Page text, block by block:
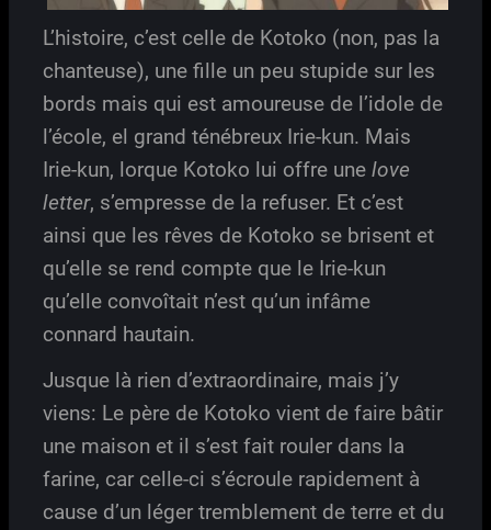
L’histoire, c’est celle de Kotoko (non, pas la
chanteuse), une fille un peu stupide sur les
bords mais qui est amoureuse de l’idole de
l’école, el grand ténébreux Irie-kun. Mais
Irie-kun, lorque Kotoko lui offre une love
letter, s’empresse de la refuser. Et c’est
ainsi que les rêves de Kotoko se brisent et
qu’elle se rend compte que le Irie-kun
qu’elle convoîtait n’est qu’un infâme
connard hautain.
Jusque là rien d’extraordinaire, mais j’y
viens: Le père de Kotoko vient de faire bâtir
une maison et il s’est fait rouler dans la
farine, car celle-ci s’écroule rapidement à
cause d’un léger tremblement de terre et du